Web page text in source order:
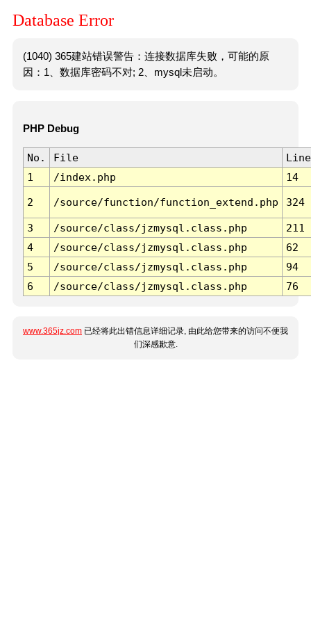
Database Error
(1040) 365建站错误警告：连接数据库失败，可能的原
因：1、数据库密码不对; 2、mysql未启动。
PHP Debug
No. File
Line
1
/index.php 14
2 /source/function/function_extend.php 324
3 /source/class/jzmysql.class.php
211
4
/source/class/jzmysql.class.php
62
5
/source/class/jzmysql.class.php
94
6
/source/class/jzmysql.class.php 76
www.365jz.com 已经将此出错信息详细记录, 由此给您带来的访问不便我
们深感歉意.